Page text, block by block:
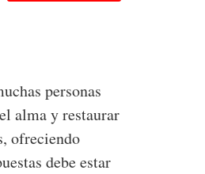
personas
alma y restaurar
ofreciendo
debe estar